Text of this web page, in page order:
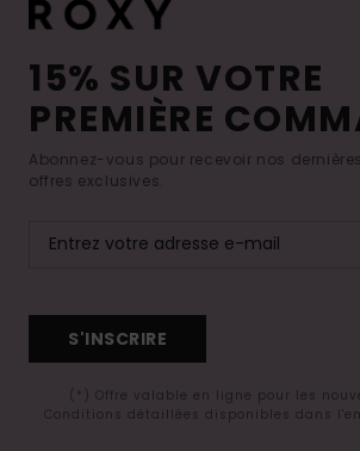
15% SUR VOTRE
PREMIÈRE
Abonnez-vous pour recevoir nos
offres exclusives.
S'INSCRIRE
(*) Offre valable en ligne pour les
Conditions détaillées disponibles dans